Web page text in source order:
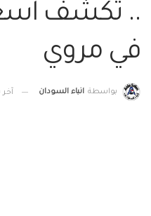
.. تكشف
في مروي
بواسطة انباء السودان